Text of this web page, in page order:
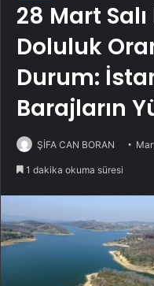
28 Mart
Doluluk
Durum:
Barajların
ŞİFA CAN BORAN
1 dakika okuma süresi